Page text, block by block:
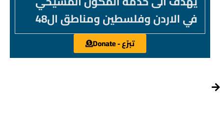
في الاردن وفلسطين ومناطق ال48
تبرّع - Donate